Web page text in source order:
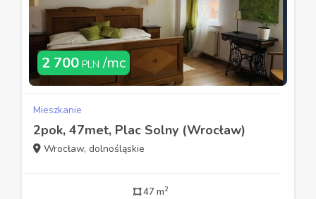
2 700 PLN /mc
Mieszkanie
2pok, 47met, Plac Solny (Wrocław)
Wrocław, dolnośląskie
47 m2